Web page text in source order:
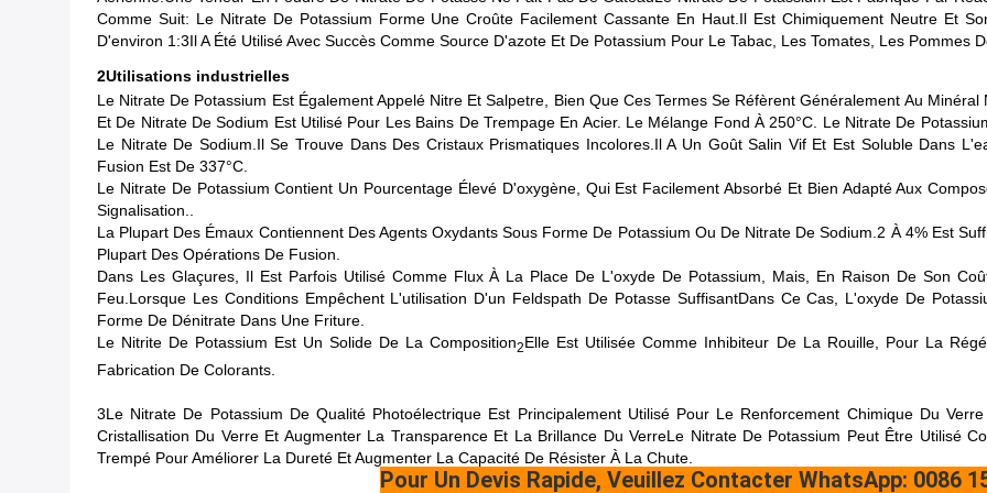
Comme Suit: Le Nitrate De Potassium Forme Une Croûte Facilement Cassante En Haut.Il Est Chimiquement Neutre Et
D'environ 1:3Il A Été Utilisé Avec Succès Comme Source D'azote Et De Potassium Pour Le Tabac, Les Tomates, Les
2Utilisations industrielles
Le Nitrate De Potassium Est Également Appelé Nitre Et Salpetre, Bien Que Ces Termes Se Réfèrent Généralement Au
Et De Nitrate De Sodium Est Utilisé Pour Les Bains De Trempage En Acier. Le Mélange Fond À 250°C. Le Nitrate De
Le Nitrate De Sodium.Il Se Trouve Dans Des Cristaux Prismatiques Incolores.Il A Un Goût Salin Vif Et Est Soluble Dans
Fusion Est De 337°C.
Le Nitrate De Potassium Contient Un Pourcentage Élevé D'oxygène, Qui Est Facilement Absorbé Et Bien Adapté Aux
Signalisation..
La Plupart Des Émaux Contiennent Des Agents Oxydants Sous Forme De Potassium Ou De Nitrate De Sodium.2 À 4% Est
Plupart Des Opérations De Fusion.
Dans Les Glaçures, Il Est Parfois Utilisé Comme Flux À La Place De L'oxyde De Potassium, Mais, En Raison De Son
Feu.Lorsque Les Conditions Empêchent L'utilisation D'un Feldspath De Potasse SuffisantDans Ce Cas, L'oxyde De
Forme De Dénitrate Dans Une Friture.
Le Nitrite De Potassium Est Un Solide De La Composition2Elle Est Utilisée Comme Inhibiteur De La Rouille, Pour La
Fabrication De Colorants.
3Le Nitrate De Potassium De Qualité Photoélectrique Est Principalement Utilisé Pour Le Renforcement Chimique Du
Cristallisation Du Verre Et Augmenter La Transparence Et La Brillance Du VerreLe Nitrate De Potassium Peut Être Utilisé
Trempé Pour Améliorer La Dureté Et Augmenter La Capacité De Résister À La Chute.
Pour Un Devis Rapide, Veuillez Contacter WhatsApp: 0086